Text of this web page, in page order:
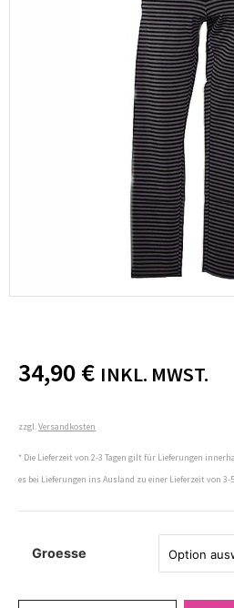
34,90€ INKL. MWST.
zzgl.Versandkosten
* Die Lieferzeit von 2-3 Tagen gilt für Lieferungen
es bei Lieferungen ins Ausland zu einer Lieferzeit von 3-
Groesse